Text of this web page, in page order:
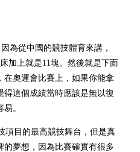
為從中國的競技體育來講，
加上就是11塊。然後就是下面
在奧運會比賽上，如果你能拿
得這個成績當時應該是無以復
。
目的最高競技舞台，但是真
的夢想，因為比賽確實有很多